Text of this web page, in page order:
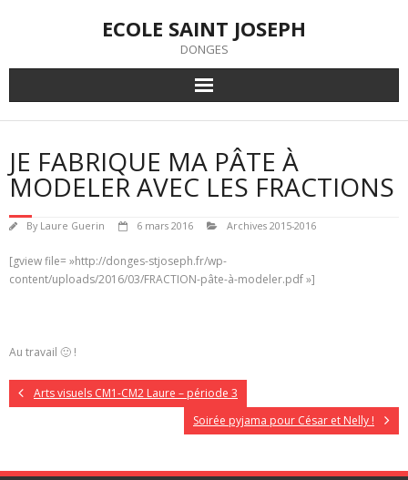
ECOLE SAINT JOSEPH
DONGES
JE FABRIQUE MA PÂTE À
MODELER AVEC LES FRACTIONS
By Laure Guerin 6 mars 2016 Archives 2015-2016
[gview file= »http://donges-stjoseph.fr/wp-
content/uploads/2016/03/FRACTION-pâte-à-modeler.pdf »]
Au travail 🙂 !
Arts visuels CM1-CM2 Laure – période 3
Soirée pyjama pour César et Nelly !